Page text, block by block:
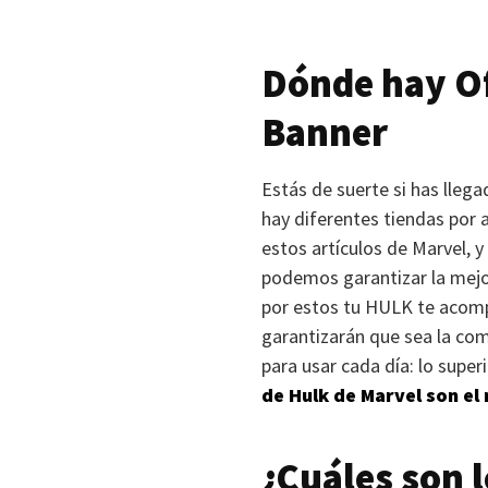
Dónde hay
Banner
Estás de suerte si has
hay diferentes tiendas por
estos artículos de Marvel,
podemos garantizar la
por estos tu HULK te
garantizarán que sea la
para usar cada día: lo
de Hulk de Marvel son
¿Cuáles son